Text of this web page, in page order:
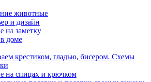
животные
и дизайн
на заметку
доме
крестиком, гладью, бисером. Схемы
на спицах и крючком